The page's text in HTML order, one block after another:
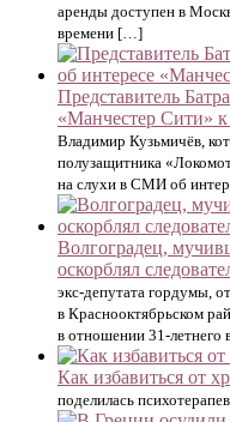
аренды доступен в
времени […]
Представитель
«Манчестер Сити»
Владимир Кузьмичёв,
полузащитника
на слухи в СМИ об
Волгоградец,
оскорблял
экс-депутата гордумы,
в Краснооктябрьском
в отношении 31-
Как избавиться от
поделилась